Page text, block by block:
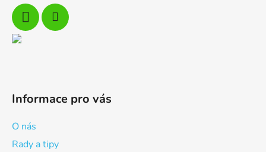
Informace pro vás
O nás
Rady a tipy